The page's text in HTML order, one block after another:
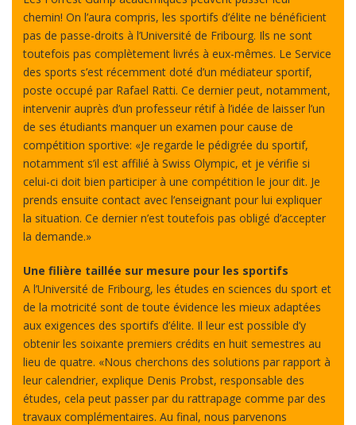
chemin! On l’aura compris, les sportifs d’élite ne bénéficient
pas de passe-droits à l’Université de Fribourg. Ils ne sont
toutefois pas complètement livrés à eux-mêmes. Le Service
des sports s’est récemment doté d’un médiateur sportif,
poste occupé par Rafael Ratti. Ce dernier peut, notamment,
intervenir auprès d’un professeur rétif à l’idée de laisser l’un
de ses étudiants manquer un examen pour cause de
compétition sportive: «Je regarde le pédigrée du sportif,
notamment s’il est affilié à Swiss Olympic, et je vérifie si
celui-ci doit bien participer à une compétition le jour dit. Je
prends ensuite contact avec l’enseignant pour lui expliquer
la situation. Ce dernier n’est toutefois pas obligé d’accepter
la demande.»
Une filière taillée sur mesure pour les sportifs
A l’Université de Fribourg, les études en sciences du sport et
de la motricité sont de toute évidence les mieux adaptées
aux exigences des sportifs d’élite. Il leur est possible d’y
obtenir les soixante premiers crédits en huit semestres au
lieu de quatre. «Nous cherchons des solutions par rapport à
leur calendrier, explique Denis Probst, responsable des
études, cela peut passer par du rattrapage comme par des
travaux complémentaires. Au final, nous parvenons